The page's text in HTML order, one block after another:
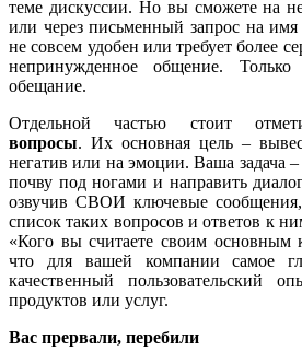
теме дискуссии. Но вы сможете на
или через письменный запрос на
не совсем удобен или требует более
непринужденное общение. Только
обещание.
Отдельной частью стоит
вопросы. Их основная цель –
негатив или на эмоции. Ваша задача
почву под ногами и направить
озвучив СВОИ ключевые сообщения,
список таких вопросов и ответов к
«Кого вы считаете своим основным
что для вашей компании самое
качественный пользовательский
продуктов или услуг.
Вас прервали, перебили